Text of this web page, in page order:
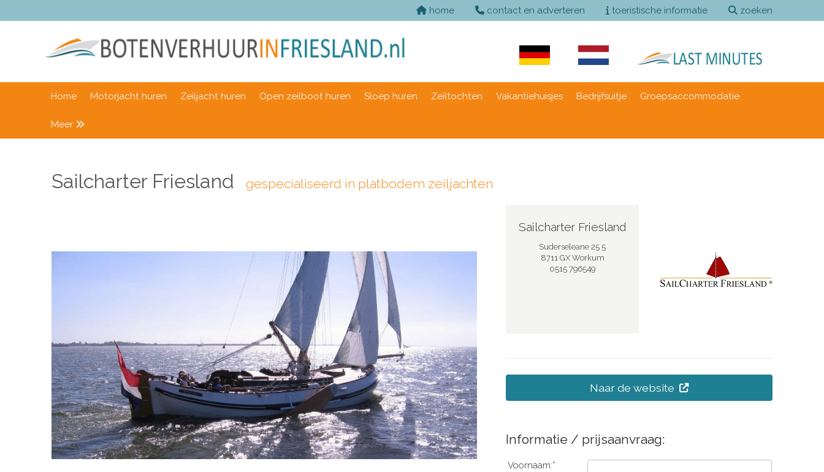
home contact en adverteren toeristische informatie zoeken
Home Motorjacht huren Zeiljacht huren Open zeilboot huren Sloep huren Zeiltochten Vakantiehuisjes Bedrijfsuitje Groepsaccommodatie
Meer
Sailcharter Friesland gespecialiseerd in platbodem zeiljachten
Sailcharter Friesland
Suderseleane 25 5
8711 GX Workum
0515 796549
Naar de website
Informatie / prijsaanvraag:
Voornaam:*